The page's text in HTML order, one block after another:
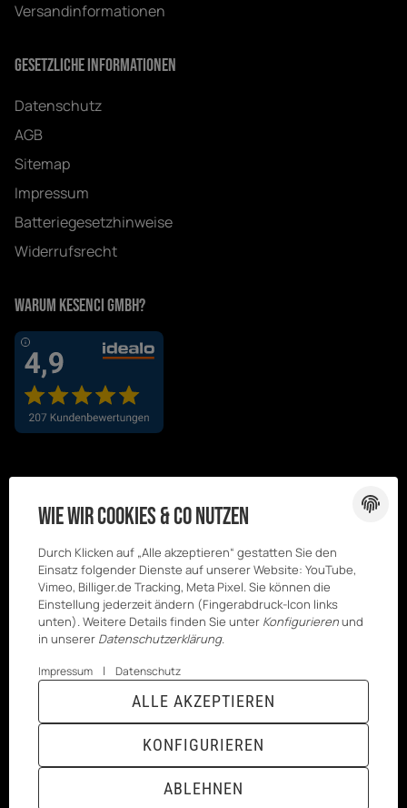
Versandinformationen
Gesetzliche Informationen
Datenschutz
AGB
Sitemap
Impressum
Batteriegesetzhinweise
Widerrufsrecht
Warum Kesenci GmbH?
© Kesenci
Versand
Powered byJTL-Shop|TECHNIK JTL-Shop Template
VERTRAG WIDERRUFEN
Wie wir Cookies & Co nutzen
Durch Klicken auf „Alle akzeptieren“ gestatten Sie den
Einsatz folgender Dienste auf unserer Website: YouTube,
Vimeo, Billiger.de Tracking, Meta Pixel. Sie können die
Einstellung jederzeit ändern (Fingerabdruck-Icon links
unten). Weitere Details finden Sie unter Konfigurierenund
in unserer Datenschutzerklärung.
Impressum | Datenschutz
ABLEHNEN
KONFIGURIEREN
ALLE AKZEPTIEREN